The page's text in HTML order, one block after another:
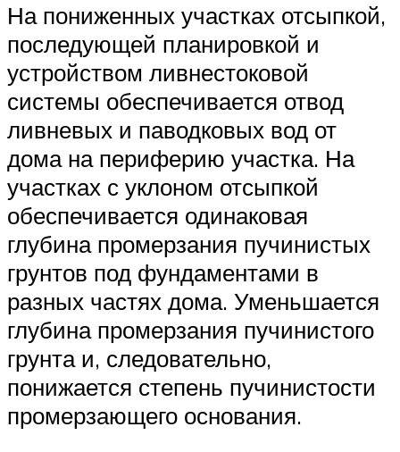
На пониженных участках отсыпкой,
последующей планировкой и
устройством ливнестоковой
системы обеспечивается отвод
ливневых и паводковых вод от
дома на периферию участка. На
участках с уклоном отсыпкой
обеспечивается одинаковая
глубина промерзания пучинистых
грунтов под фундаментами в
разных частях дома. Уменьшается
глубина промерзания пучинистого
грунта и, следовательно,
понижается степень пучинистости
промерзающего основания.